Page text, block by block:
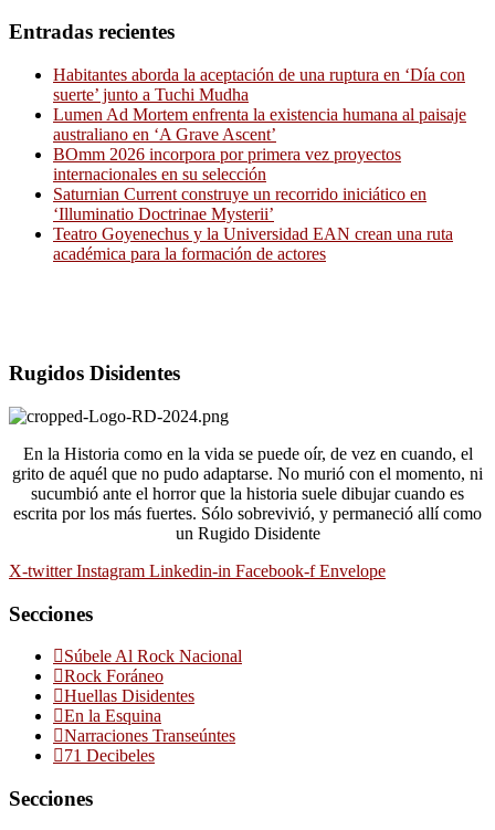
Entradas recientes
Habitantes aborda la aceptación de una ruptura en ‘Día con
suerte’ junto a Tuchi Mudha
Lumen Ad Mortem enfrenta la existencia humana al paisaje
australiano en ‘A Grave Ascent’
BOmm 2026 incorpora por primera vez proyectos
internacionales en su selección
Saturnian Current construye un recorrido iniciático en
‘Illuminatio Doctrinae Mysterii’
Teatro Goyenechus y la Universidad EAN crean una ruta
académica para la formación de actores
Rugidos Disidentes
En la Historia como en la vida se puede oír, de vez en cuando, el
grito de aquél que no pudo adaptarse. No murió con el momento, ni
sucumbió ante el horror que la historia suele dibujar cuando es
escrita por los más fuertes. Sólo sobrevivió, y permaneció allí como
un Rugido Disidente
X-twitter Instagram Linkedin-in Facebook-f Envelope
Secciones
Súbele Al Rock Nacional
Rock Foráneo
Huellas Disidentes
En la Esquina
Narraciones Transeúntes
71 Decibeles
Secciones